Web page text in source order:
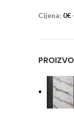
Cijena: 0€